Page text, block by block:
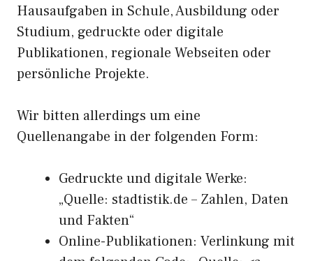
Hausaufgaben in Schule, Ausbildung oder
Studium, gedruckte oder digitale
Publikationen, regionale Webseiten oder
persönliche Projekte.
Wir bitten allerdings um eine
Quellenangabe in der folgenden Form:
Gedruckte und digitale Werke:
„Quelle: stadtistik.de – Zahlen, Daten
und Fakten“
Online-Publikationen: Verlinkung mit